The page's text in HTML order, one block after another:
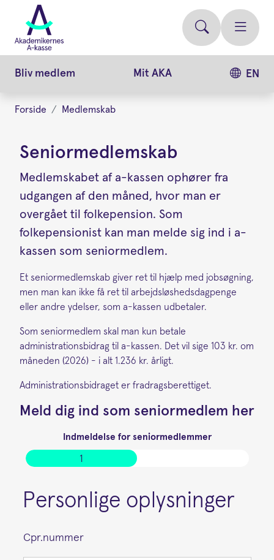
videre
hovedindhold
Bliv medlem Mit AKA EN
Forside Medlemskab
Seniormedlemskab
Medlemskabet af a-kassen ophører fra
udgangen af den måned, hvor man er
overgået til folkepension. Som
folkepensionist kan man melde sig ind i a-
kassen som seniormedlem.
Et seniormedlemskab giver ret til hjælp med jobsøgning,
men man kan ikke få ret til arbejdsløshedsdagpenge
eller andre ydelser, som a-kassen udbetaler.
Som seniormedlem skal man kun betale
administrationsbidrag til a-kassen. Det vil sige 103 kr. om
måneden (2026) - i alt 1.236 kr. årligt.
Administrationsbidraget er fradragsberettiget.
Meld dig ind som seniormedlem her